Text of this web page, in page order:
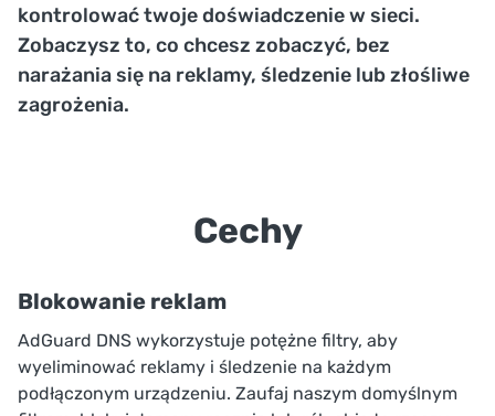
kontrolować twoje doświadczenie w sieci.
Zobaczysz to, co chcesz zobaczyć, bez
narażania się na reklamy, śledzenie lub złośliwe
zagrożenia.
Cechy
Blokowanie reklam
AdGuard DNS wykorzystuje potężne filtry, aby
wyeliminować reklamy i śledzenie na każdym
podłączonym urządzeniu. Zaufaj naszym domyślnym